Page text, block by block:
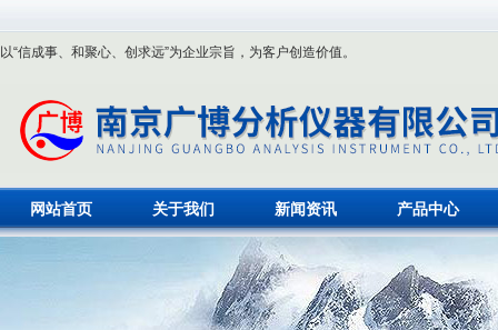
以“信成事、和聚心、创求远”为企业宗旨，为客户创造价值。
网站首页 关于我们 新闻资讯 产品中心